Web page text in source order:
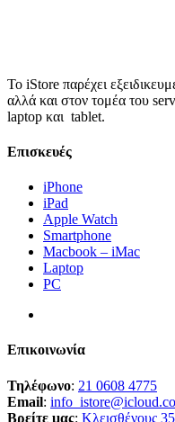
Το iStore παρέχει
αλλά και στον τομέα του
laptop και tablet.
Επισκευές
iPhone
iPad
Apple Watch
Smartphone
Macbook – iMac
Laptop
PC
Επικοινωνία
Τηλέφωνο: 21 0608 4775
Email:
Βρείτε μας: Κλεισθένους